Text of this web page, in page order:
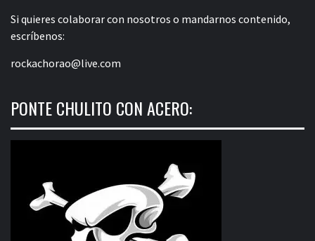
Si quieres colaborar con nosotros o mandarnos contenido,
escríbenos:
rockachorao@live.com
PONTE CHULITO CON ACERO: